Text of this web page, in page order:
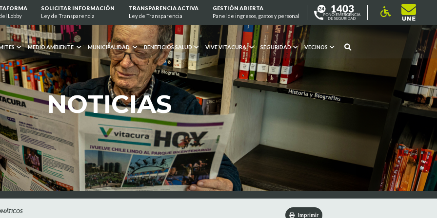
Lobby
SOLICITAR INFORMACIÓN
Ley de Transparencia
TRANSPARENCIA ACTIVA
Ley de Transparencia
GESTIÓN ABIERTA
Panel de ingresos, gastos y personal
MEDIO AMBIENTE MUNICIPALIDAD BENEFICIOS SALUD VIVE VITACURA SEGURIDAD VECINOS
NOTICIAS
Imprimir